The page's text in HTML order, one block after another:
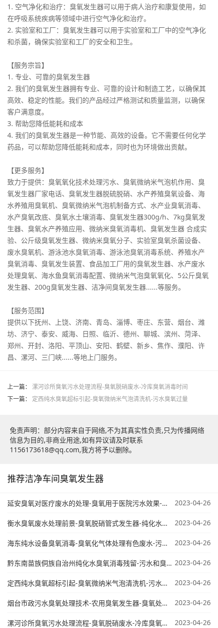
1. 空气净化和治疗：臭氧发生器可以用于病人治疗和康复使用，如
在呼吸系统疾病等领域中进行空气净化和治疗。
2. 实验室和工厂：臭氧发生器可以用于实验室和工厂中的空气净化
和杀菌，确保实验室和工厂的安全和卫生。
【服务宗旨】
1. 专业、可靠的臭氧发生器
2. 我们的臭氧发生器拥有专业、可靠的设计和制造工艺，以确保其
高效、稳定的性能。我们的产品经过严格测试和质量监测，以确保
客户满意度。
3. 帮助您降低能耗和成本
4. 我们的臭氧发生器是一种节能、高效的设备。它不需要任何化学
药品，可以帮助您降低能耗和成本，同时也为环境做出贡献。
【更多服务】
致力于提供：臭氧氧化技术处理污水、臭氧微纳米气泡机作用、臭
氧发生器厂家电话、臭氧发生器脱硫脱硝、水产养殖臭氧设备、海
水养殖用臭氧机、臭氧微纳米气泡机制备方式、水产业臭氧消毒、
水产臭氧改底、臭氧水土壤消毒、臭氧发生器300g/h、7kg臭氧发
生器、臭氧水产养殖应用、微纳米臭氧消毒机、臭氧发生器 合成实
验、公斤级臭氧发生器、微纳米臭氧分子、实验室臭氧杀菌设备、
废水臭氧机、游泳池水臭氧消毒、游泳池臭氧消毒系统、养殖水产
臭氧消毒、臭氧发生装置、食品加工厂用的臭氧发生器、水产废水
处理臭氧、海水鱼臭氧消毒配置、微纳米气泡臭氧氧化、5公斤臭氧
发生器、200g臭氧发生器、洁净间臭氧发生器......等服务。
【服务范围】
提供以下抚州、上饶、济南、青岛、淄博、枣庄、东营、烟台、潍
坊、济宁、泰安、威海、日照、临沂、德州、聊城、滨州、菏泽、
郑州、开封、洛阳、平顶山、安阳、鹤壁、新乡、焦作、濮阳、许
昌、漯河、三门峡......等地上门服务。
上一篇：
漯河诊所臭氧污水处理流程-臭氧脱硝废水-冷库臭氧消毒时间
下一篇：
定西纯水臭氧超标引起-臭氧微纳米气泡清洗机-污水臭氧过量
免责声明：部分内容来自于网络,不为其真实性负责,只为传播网络
信息为目的,非商业用途,如有异议请及时联系
1156173618@qq.com,我方将予以删除。
推荐洁净车间臭氧发生器
延安臭氧对医疗废水的处理-臭氧用于医院污水效果-桶装水臭氧设备 2023-04-26
衡水臭氧废水处理前景-臭氧脱硝管式发生器-纯化水臭氧电极几年更换 2023-04-26
海东纯水设备臭氧消毒-臭氧化气体处理有色废水-污水臭氧氧化机理 2023-04-26
黔东南苗族侗族自治州纯化水臭氧消毒残留-污水和臭氧哪个好-洁净间臭氧 2023-04-26
定西纯水臭氧超标引起-臭氧微纳米气泡清洗机-污水臭氧过量 2023-04-26
烟台市政污水臭氧处理技术-农用臭氧发生器-臭氧处理含硫废水 2023-04-26
漯河诊所臭氧污水处理流程-臭氧脱硝废水-冷库臭氧消毒时间 2023-04-26